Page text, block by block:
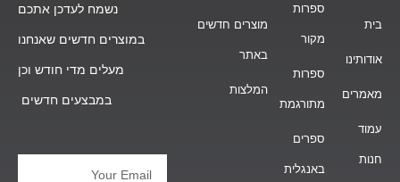
בית
אודותינו
מאמרים
עמוד
חנות
ספרות
מקור
ספרות
מתורגמת
ספרים
באנגלית
מוצרים חדשים
באתר
המלצות
נשמח לעדכן אתכם
במוצרים חדשים שאנחנו
מעלים מדי חודש וכן
במבצעים חדשים
Email